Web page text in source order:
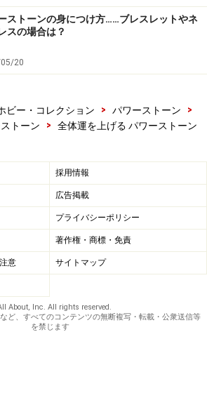
ストーンの身につけ方……ブレスレットやネ
スの場合は？
20
ビー・コレクション > パワーストーン
>
トーン
> 全体運を上げる パワーストーン
採用情報
広告掲載
プライバシーポリシー
著作権・商標・免責
意 サイトマップ
About, Inc. All rights reserved.
ど、すべてのコンテンツの無断複写・転載・公衆送信等
を禁じます